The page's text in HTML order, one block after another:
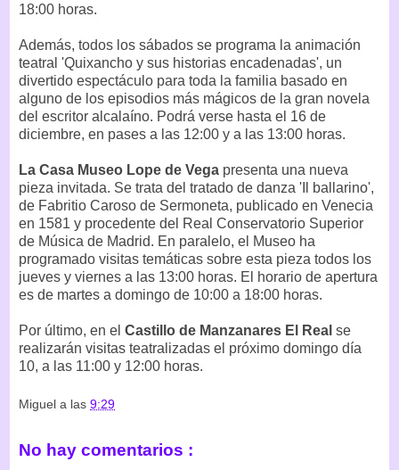
18:00 horas.
Además, todos los sábados se programa la animación
teatral 'Quixancho y sus historias encadenadas', un
divertido espectáculo para toda la familia basado en
alguno de los episodios más mágicos de la gran novela
del escritor alcalaíno. Podrá verse hasta el 16 de
diciembre, en pases a las 12:00 y a las 13:00 horas.
La Casa Museo Lope de Vega presenta una nueva
pieza invitada. Se trata del tratado de danza 'Il ballarino',
de Fabritio Caroso de Sermoneta, publicado en Venecia
en 1581 y procedente del Real Conservatorio Superior
de Música de Madrid. En paralelo, el Museo ha
programado visitas temáticas sobre esta pieza todos los
jueves y viernes a las 13:00 horas. El horario de apertura
es de martes a domingo de 10:00 a 18:00 horas.
Por último, en el Castillo de Manzanares El Real se
realizarán visitas teatralizadas el próximo domingo día
10, a las 11:00 y 12:00 horas.
Miguel a las 9:29
No hay comentarios :